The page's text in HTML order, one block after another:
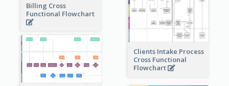
Billing Cross
Functional Flowchart
Clients Intake Process
Cross Functional
Flowchart